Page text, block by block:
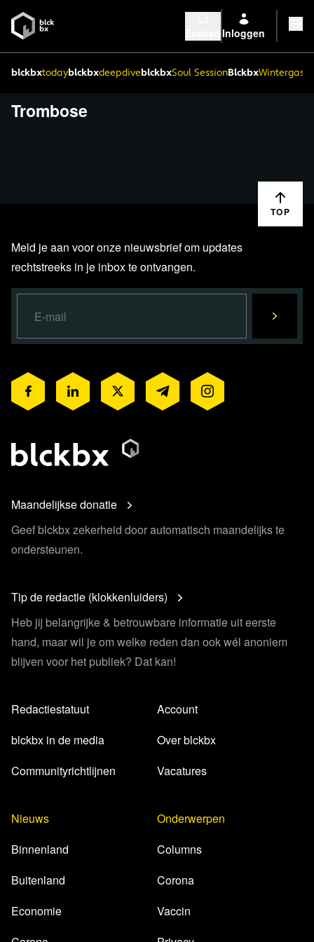
Inloggen
blckbxtodayblckbxdeepdiveblckbxSoul SessionBlckbx
Trombose
TOP
Meld je aan voor onze nieuwsbrief om updates
rechtstreeks in je inbox te ontvangen.
Maandelijkse donatie
Geef blckbx zekerheid door automatisch maandelijks te
ondersteunen.
Tip de redactie (klokkenluiders)
Heb jij belangrijke & betrouwbare informatie uit eerste
hand, maar wil je om welke reden dan ook wél anoniem
blijven voor het publiek? Dat kan!
Redactiestatuut
blckbx in de media
Communityrichtlijnen
Account
Over blckbx
Vacatures
Nieuws
Binnenland
Buitenland
Economie
Onderwerpen
Columns
Corona
Vaccin